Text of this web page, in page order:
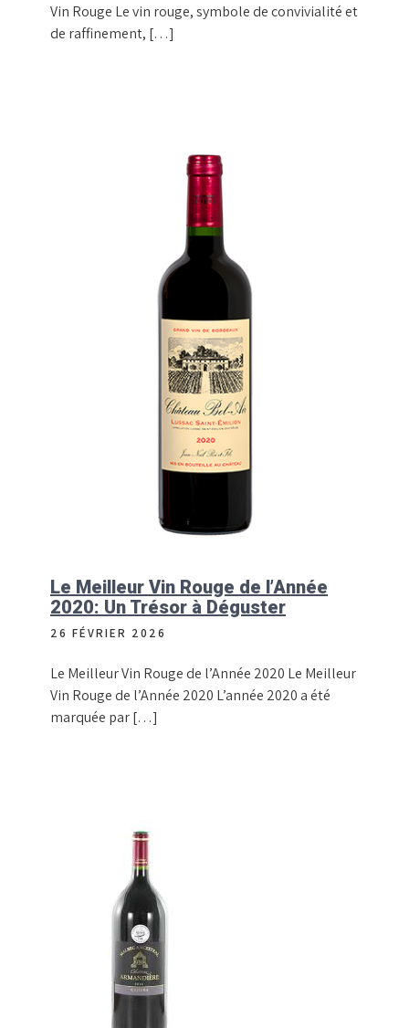
Vin Rouge Le vin rouge, symbole de convivialité et
de raffinement, […]
Le Meilleur Vin Rouge de l’Année
2020: Un Trésor à Déguster
26 FÉVRIER 2026
Le Meilleur Vin Rouge de l’Année 2020 Le Meilleur
Vin Rouge de l’Année 2020 L’année 2020 a été
marquée par […]